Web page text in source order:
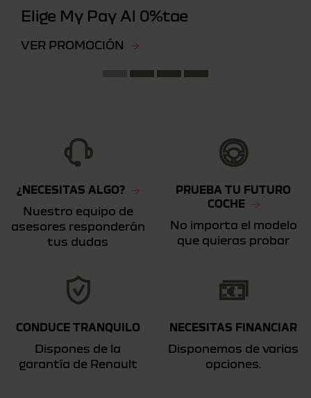
Elige My Pay Al 0%tae
VER PROMOCIÓN
¿NECESITAS ALGO?
Nuestro equipo de
asesores responderán
tus dudas
PRUEBA TU FUTURO
COCHE
No importa el modelo
que quieras probar
CONDUCE TRANQUILO
Dispones de la
garantía de Renault
NECESITAS FINANCIAR
Disponemos de varias
opciones.